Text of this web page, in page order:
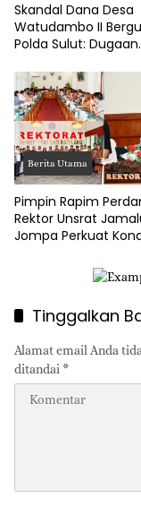
Skandal Dana Desa
Watudambo II
Polda Sulut: Dugaan
Hingga Jalan Tani
Juta
Berita Utama
Pimpin Rapim
Rektor Unsrat
Jompa Perkuat
Tinggalkan
Alamat email Anda
ditandai *